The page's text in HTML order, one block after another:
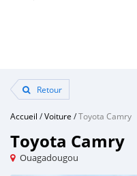
Retour
Accueil /Voiture /Toyota Camry
Toyota Camry
Ouagadougou